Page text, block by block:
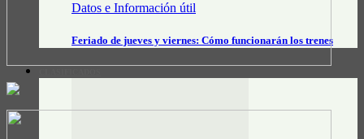
Datos e Información útil
Feriado de jueves y viernes: Cómo funcionarán los trenes